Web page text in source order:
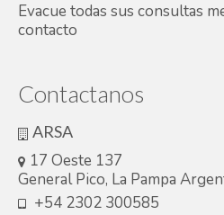
Evacue todas sus consultas
contacto
Contactanos
ARSA
17 Oeste 137
General Pico, La Pampa
+54 2302 300585